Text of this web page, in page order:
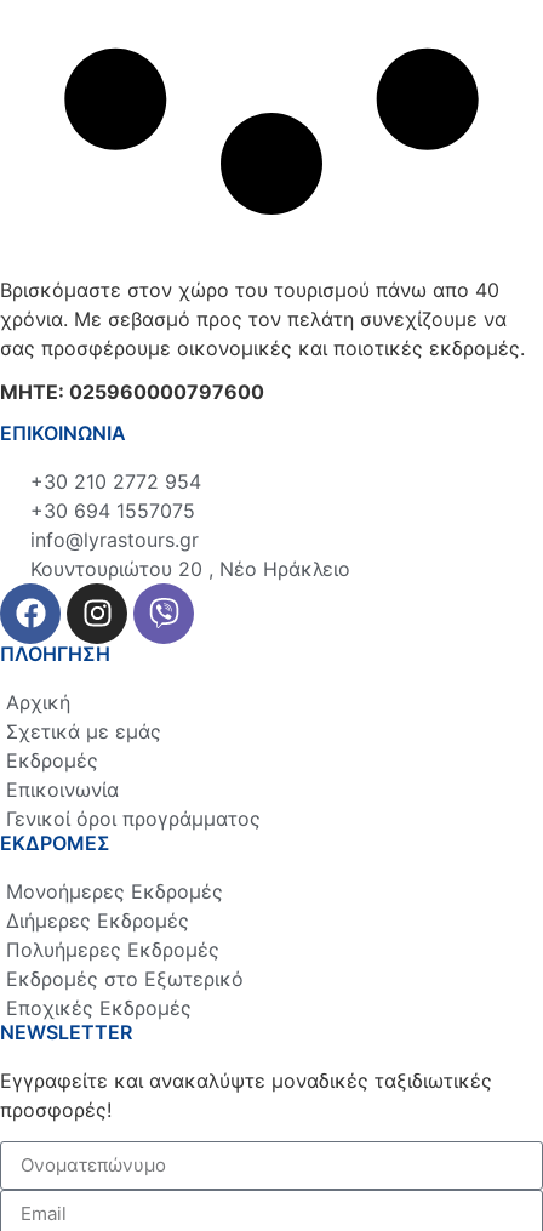
Βρισκόμαστε στον χώρο του τουρισμού πάνω απο 40
χρόνια. Με σεβασμό προς τον πελάτη συνεχίζουμε να
σας προσφέρουμε οικονομικές και ποιοτικές εκδρομές.
ΜΗΤΕ: 025960000797600
ΕΠΙΚΟΙΝΩΝΙΑ
+30 210 2772 954
+30 694 1557075
info@lyrastours.gr
Κουντουριώτου 20 , Νέο Ηράκλειο
ΠΛΟΗΓΗΣΗ
Αρχική
Σχετικά με εμάς
Εκδρομές
Επικοινωνία
Γενικοί όροι προγράμματος
ΕΚΔΡΟΜΕΣ
Μονοήμερες Εκδρομές
Διήμερες Εκδρομές
Πολυήμερες Εκδρομές
Εκδρομές στο Εξωτερικό
Εποχικές Εκδρομές
NEWSLETTER
Εγγραφείτε και ανακαλύψτε μοναδικές ταξιδιωτικές
προσφορές!